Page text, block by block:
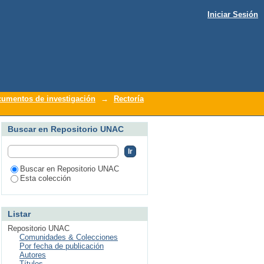
Iniciar Sesión
de investigación →
Rectoría
Buscar en Repositorio UNAC
Buscar en Repositorio UNAC
Esta colección
Listar
Repositorio UNAC
Comunidades & Colecciones
Por fecha de publicación
Autores